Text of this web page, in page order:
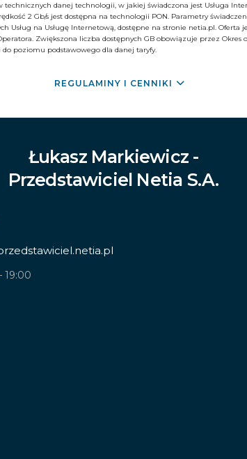
danej technologii, w jakiej świadczona jest Usługa
2 Gb/s jest dostępna na technologii PON. Parametry
Usług na Usługę Internetową, dostępne na stronie netia.pl. Oferta
Zwiększona liczba dostępnych GB obowiązuje przez Okres
poziomu podstawowego dla danej taryfy.
REGULAMINY I CENNIKI
Łukasz Markiewicz -
Przedstawiciel Netia S.A.
19:00